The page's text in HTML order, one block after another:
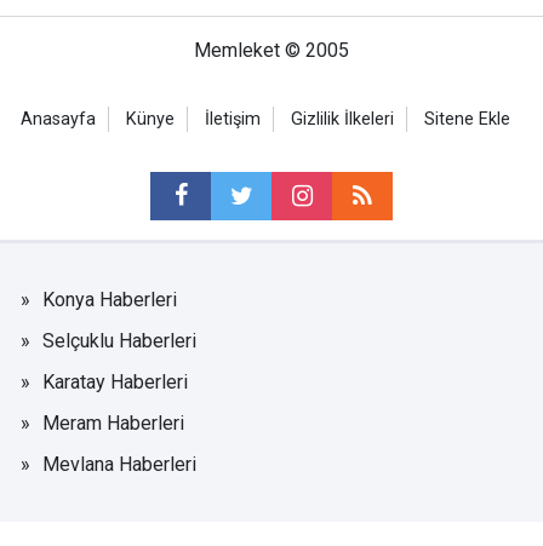
Memleket © 2005
Anasayfa Künye İletişim Gizlilik İlkeleri Sitene Ekle
Konya Haberleri
Selçuklu Haberleri
Karatay Haberleri
Meram Haberleri
Mevlana Haberleri